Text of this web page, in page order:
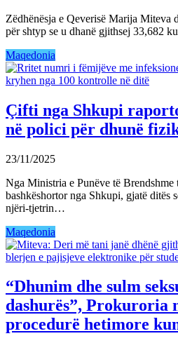
Zëdhënësja e Qeverisë Marija Miteva
për shtyp se u dhanë gjithsej 33,682
Maqedonia
Çifti nga Shkupi
në polici për dhunë
23/11/2025
Nga Ministria e Punëve të Brendshme
bashkëshortor nga Shkupi, gjatë ditës
njëri-tjetrin…
Maqedonia
“Dhunim dhe sulm
dashurës”, Prokuroria
procedurë hetimore